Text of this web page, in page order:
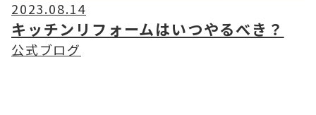
2023.08.14
キッチンリフォームはいつやるべき？
公式ブログ